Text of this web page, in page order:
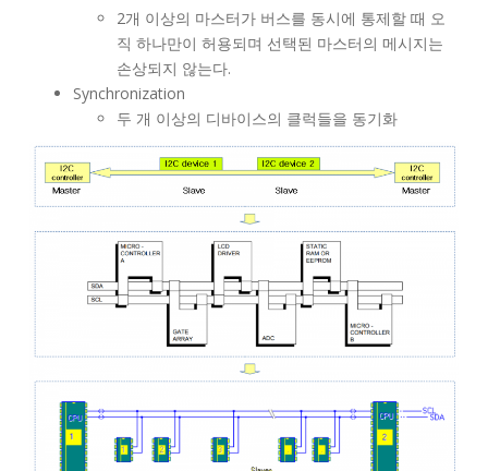
2개 이상의 마스터가 버스를 동시에 통제할 때 오
직 하나만이 허용되며 선택된 마스터의 메시지는
손상되지 않는다.
Synchronization
두 개 이상의 디바이스의 클럭들을 동기화